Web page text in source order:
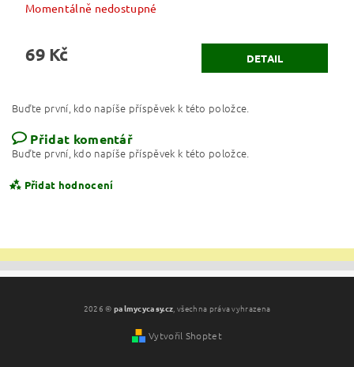
Momentálně nedostupné
69 Kč DETAIL
Buďte první, kdo napíše příspěvek k této položce.
Přidat komentář
Buďte první, kdo napíše příspěvek k této položce.
Přidat hodnocení
2026 © palmycycasy.cz, všechna práva vyhrazena
Vytvořil Shoptet